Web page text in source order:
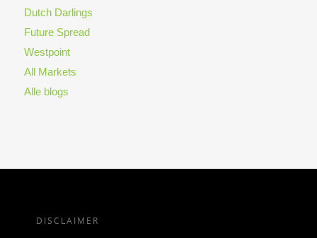
Dutch Darlings
Future Spread
Westpoint
All Markets
Alle blogs
DISCLAIMER